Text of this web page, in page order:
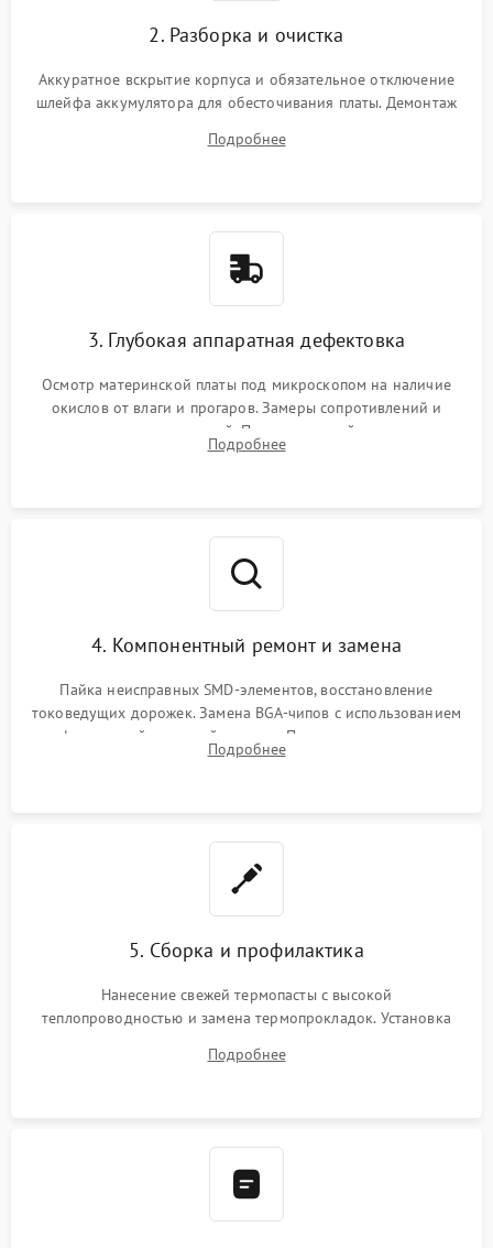
2. Разборка и очистка
Аккуратное вскрытие корпуса и обязательное отключение
шлейфа аккумулятора для обесточивания платы. Демонтаж
высохшей термопасты с кристаллов чипов.
Подробнее
3. Глубокая аппаратная дефектовка
Осмотр материнской платы под микроскопом на наличие
окислов от влаги и прогаров. Замеры сопротивлений и
дежурных напряжений. Проверка цепей питания,
мультиконтроллера, процессора и видеочипа.
Подробнее
4. Компонентный ремонт и замена
Пайка неисправных SMD-элементов, восстановление
токоведущих дорожек. Замена BGA-чипов с использованием
инфракрасной паяльной станции. Прошивка микросхемы
BIOS или замена поврежденных портов USB
Подробнее
5. Сборка и профилактика
Нанесение свежей термопасты с высокой
теплопроводностью и замена термопрокладок. Установка
шлейфов, модулей памяти и накопителей. Предварительная
Подробнее